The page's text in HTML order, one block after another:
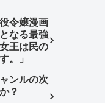
令嬢漫画
なる最強
王は民の
。」
ンルの次
？